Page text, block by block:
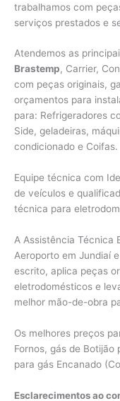
trabalhamos com
serviços prestados e
Atendemos as
Brastemp, Carrier,
com peças originais,
orçamentos para
para: Refrigeradores
Side, geladeiras,
condicionado e Coifas.
Equipe técnica com
de veículos e
técnica para
A Assistência Técnica
Aeroporto em Jundiaí
escrito, aplica peças
eletrodomésticos e
melhor mão-de-obra
Os melhores preços
Fornos, gás de Botijão
para gás Encanado
Esclarecimentos ao